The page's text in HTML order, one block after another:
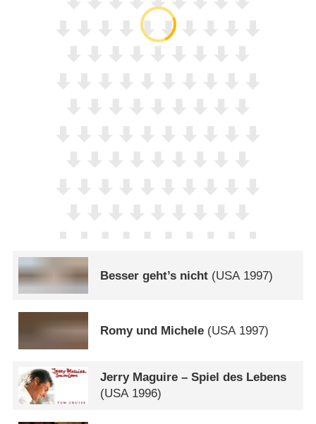
Besser geht’s nicht (USA 1997)
Romy und Michele (USA 1997)
Jerry Maguire – Spiel des Lebens
(USA1996)